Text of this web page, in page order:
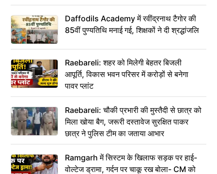
Daffodils Academy में रवींद्रनाथ टैगोर की
85वीं पुण्यतिथि मनाई गई, शिक्षकों ने दी श्रद्धांजलि
Raebareli: शहर को मिलेगी बेहतर बिजली
आपूर्ति, विकास भवन परिसर में करोड़ों से बनेगा
पावर प्लांट
Raebareli: चौकी प्रभारी की मुस्तैदी से छात्र को
मिला खोया बैग, जरूरी दस्तावेज सुरक्षित पाकर
छात्र ने पुलिस टीम का जताया आभार
Ramgarh में सिस्टम के खिलाफ सड़क पर हाई-
वोल्टेज ड्रामा, गर्दन पर चाकू रख बोला- CM को